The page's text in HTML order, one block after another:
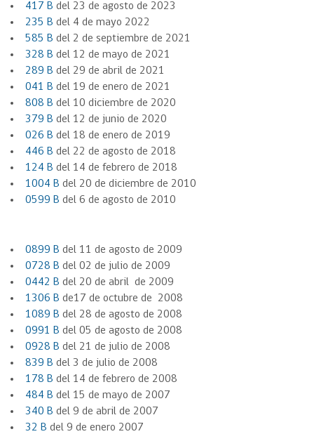
417 B del 23 de agosto de 2023
235 B del 4 de mayo 2022
585 B del 2 de septiembre de 2021
328 B del 12 de mayo de 2021
289 B del 29 de abril de 2021
041 B del 19 de enero de 2021
808 B del 10 diciembre de 2020
379 B del 12 de junio de 2020
026 B del 18 de enero de 2019
446 B del 22 de agosto de 2018
124 B del 14 de febrero de 2018
1004 B del 20 de diciembre de 2010
0599 B del 6 de agosto de 2010
0899 B del 11 de agosto de 2009
0728 B del 02 de julio de 2009
0442 B del 20 de abril de 2009
1306 B de17 de octubre de
2008
1089 B del 28 de agosto de 2008
0991 B del 05 de agosto de 2008
0928 B del 21 de julio de 2008
839 B del 3 de julio de 2008
178 B del 14 de febrero de 2008
484 B del 15 de mayo de 2007
340 B del 9 de abril de 2007
32 B del 9 de enero 2007